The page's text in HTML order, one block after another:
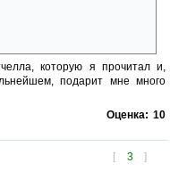
которую я прочитал и,
подарит мне много
Оценка: 10
[ 3 ]